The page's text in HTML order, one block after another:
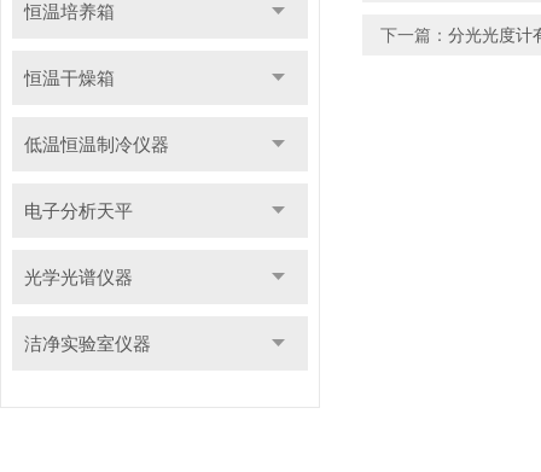
恒温培养箱
恒温干燥箱
低温恒温制冷仪器
电子分析天平
光学光谱仪器
洁净实验室仪器
下一篇： 分光光度计